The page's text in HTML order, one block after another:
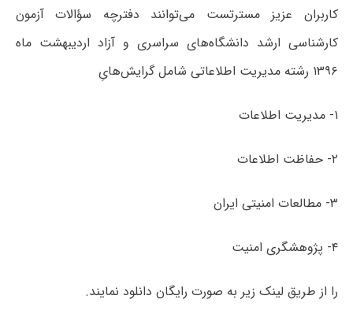
کاربران عزیز مسترتست می‌توانند دفترچه سؤالات آزمون
کارشناسی ارشد دانشگاه‌های سراسری و آزاد اردیبهشت ماه
۱۳۹۶ رشته مدیریت اطلاعاتی شامل گرایش‌هایِ
۱- مدیریت اطلاعات
۲- حفاظت اطلاعات
۳- مطالعات امنیتی ایران
۴- پژوهشگری امنیت
را از طریق لینک‌ زیر به صورت رایگان دانلود نمایند.